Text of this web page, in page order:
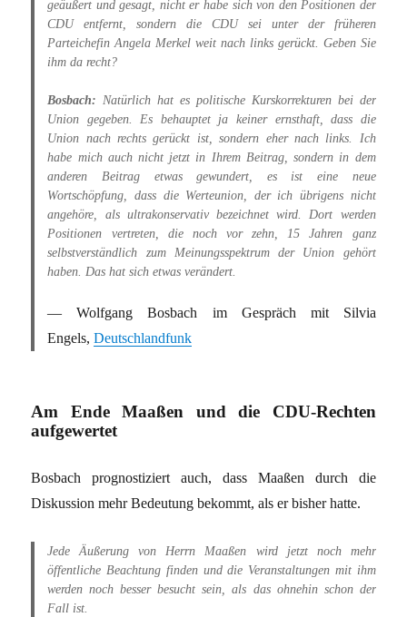
geäußert und gesagt, nicht er habe sich von den Positionen der
CDU entfernt, sondern die CDU sei unter der früheren
Parteichefin Angela Merkel weit nach links gerückt. Geben Sie
ihm da recht?
Bosbach: Natürlich hat es politische Kurskorrekturen bei der
Union gegeben. Es behauptet ja keiner ernsthaft, dass die
Union nach rechts gerückt ist, sondern eher nach links. Ich
habe mich auch nicht jetzt in Ihrem Beitrag, sondern in dem
anderen Beitrag etwas gewundert, es ist eine neue
Wortschöpfung, dass die Werteunion, der ich übrigens nicht
angehöre, als ultrakonservativ bezeichnet wird. Dort werden
Positionen vertreten, die noch vor zehn, 15 Jahren ganz
selbstverständlich zum Meinungsspektrum der Union gehört
haben. Das hat sich etwas verändert.
Wolfgang Bosbach im Gespräch mit Silvia
Engels,Deutschlandfunk
Am Ende Maaßen und die CDU-Rechten
aufgewertet
Bosbach prognostiziert auch, dass Maaßen durch die
Diskussion mehr Bedeutung bekommt, als er bisher hatte.
Jede Äußerung von Herrn Maaßen wird jetzt noch mehr
öffentliche Beachtung finden und die Veranstaltungen mit ihm
werden noch besser besucht sein, als das ohnehin schon der
Fall ist.